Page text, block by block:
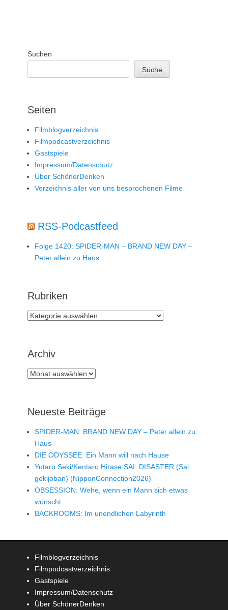
Suchen
Suche
Seiten
Filmblogverzeichnis
Filmpodcastverzeichnis
Gastspiele
Impressum/Datenschutz
Über SchönerDenken
Verzeichnis aller von uns besprochenen Filme
RSS-Podcastfeed
Folge 1420: SPIDER-MAN – BRAND NEW DAY –
Peter allein zu Haus
Rubriken
Rubriken
Archiv
Archiv
Neueste Beiträge
SPIDER-MAN: BRAND NEW DAY – Peter allein zu
Haus
DIE ODYSSEE: Ein Mann will nach Hause
Yutaro Seki/Kentaro Hirase SAI: DISASTER (Sai
gekijoban) (NipponConnection2026)
OBSESSION: Wehe, wenn ein Mann sich etwas
wünscht
BACKROOMS: Im unendlichen Labyrinth
Filmblogverzeichnis
Filmpodcastverzeichnis
Gastspiele
Impressum/Datenschutz
Über SchönerDenken